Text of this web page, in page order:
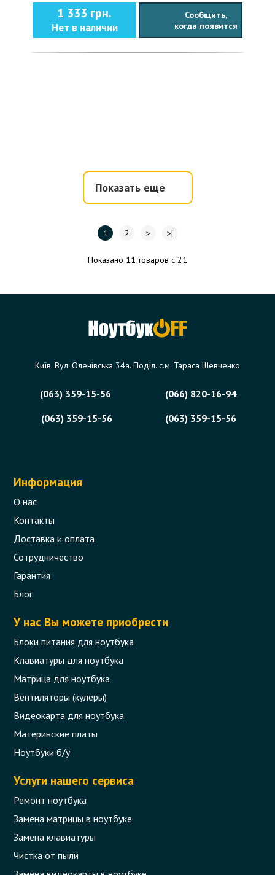
1 333 грн.
Нет в наличии
Сообщить,
когда появится
Показать еще
1 2 > >|
Показано 11 товаров с 21
Київ. Вул. Оленівська 34а. Поділ. с.м. Тараса Шевченко
(063) 359-15-56
(066) 820-16-94
(063) 359-15-56
(063) 359-15-56
Информация
О нас
Контакты
Доставка и оплата
Сотрудничество
Гарантия
Блог
У нас Вы можете приобрести
Блоки питания для ноутбука
Клавиатуры для ноутбука
Матрица для ноутбука
Вентиляторы (кулеры)
Видеокарта для ноутбука
Материнские платы
Ноутбуки б/у
Услуги нашего сервиса
Ремонт ноутбука
Замена матрицы в ноутбуке
Замена клавиатуры
Чистка от пыли